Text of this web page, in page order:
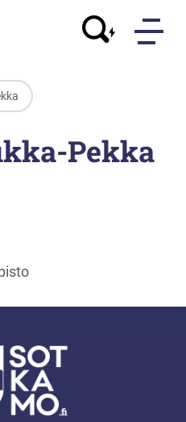
Pekka